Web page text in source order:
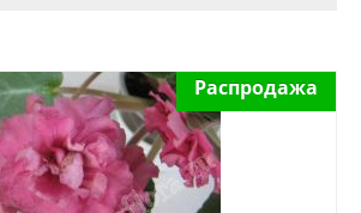
Распродажа